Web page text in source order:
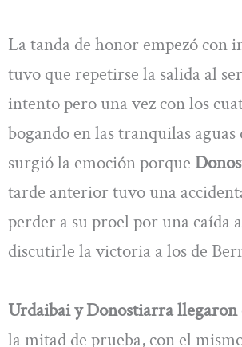
La tanda de honor empezó con
tuvo que repetirse la salida al
intento pero una vez con los
bogando en las tranquilas aguas
surgió la emoción porque
tarde anterior tuvo una
perder a su proel por una caída
discutirle la victoria a los de
Urdaibai y Donostiarra llegaron
la mitad de prueba, con el